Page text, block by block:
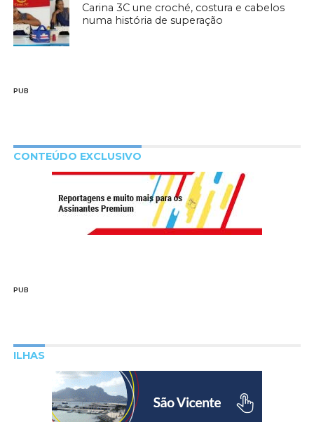
Carina 3C une croché, costura e cabelos
numa história de superação
PUB
CONTEÚDO EXCLUSIVO
PUB
ILHAS